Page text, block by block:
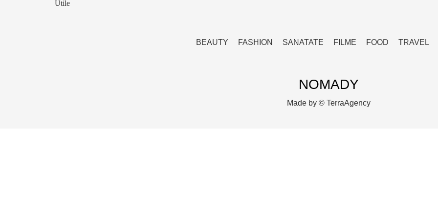
Utile
BEAUTY FASHION SANATATE FILME FOOD TRAVEL
NOMADY
Made by © TerraAgency